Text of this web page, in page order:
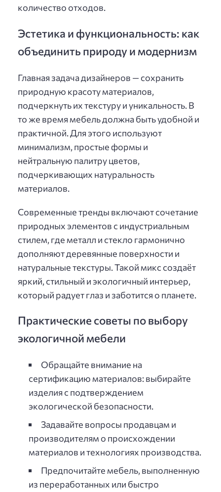
количество отходов.
Эстетика и функциональность: как
объединить природу и модернизм
Главная задача дизайнеров — сохранить
природную красоту материалов,
подчеркнуть их текстуру и уникальность. В
то же время мебель должна быть удобной и
практичной. Для этого используют
минимализм, простые формы и
нейтральную палитру цветов,
подчеркивающих натуральность
материалов.
Современные тренды включают сочетание
природных элементов с индустриальным
стилем, где металл и стекло гармонично
дополняют деревянные поверхности и
натуральные текстуры. Такой микс создаёт
яркий, стильный и экологичный интерьер,
который радует глаз и заботится о планете.
Практические советы по выбору
экологичной мебели
Обращайте внимание на
сертификацию материалов: выбирайте
изделия с подтверждением
экологической безопасности.
Задавайте вопросы продавцам и
производителям о происхождении
материалов и технологиях производства.
Предпочитайте мебель, выполненную
из переработанных или быстро